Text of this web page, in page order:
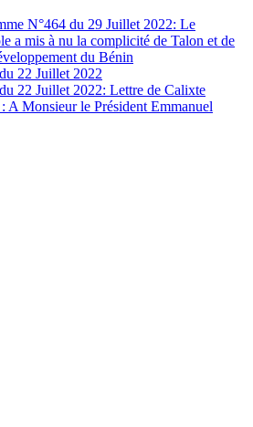
N°464 du 29 Juillet 2022: Le
a mis à nu la complicité de Talon et de
du Bénin
22 Juillet 2022
22 Juillet 2022: Lettre de Calixte
A Monsieur le Président Emmanuel